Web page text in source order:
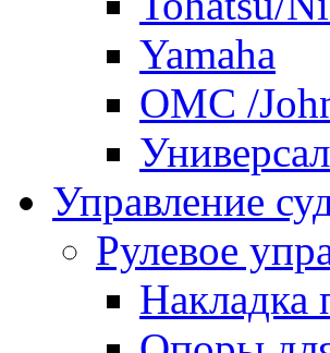
Yamaha
ОМС /
Управление
Рулевое
Накладка